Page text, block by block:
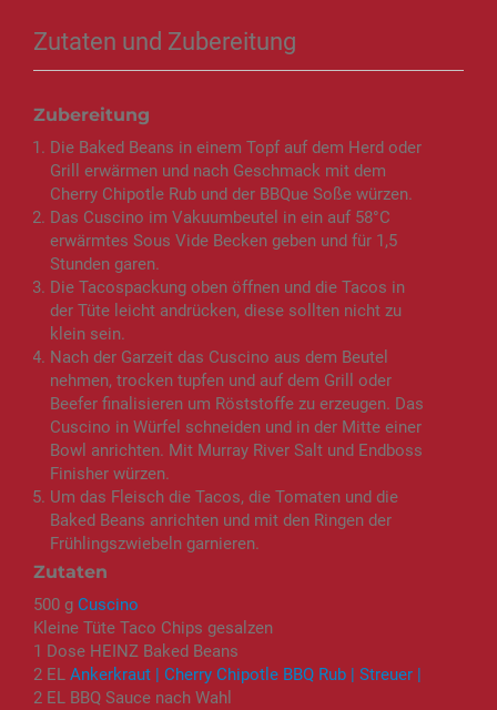
Zutaten und Zubereitung
Zutaten
500 g Cuscino
Kleine Tüte Taco Chips gesalzen
1 Dose HEINZ Baked Beans
2 EL Ankerkraut | Cherry Chipotle BBQ Rub | Streuer |
2 EL BBQ Sauce nach Wahl
Zubereitung
Die Baked Beans in einem Topf auf dem Herd oder
Grill erwärmen und nach Geschmack mit dem
Cherry Chipotle Rub und der BBQue Soße würzen.
Das Cuscino im Vakuumbeutel in ein auf 58°C
erwärmtes Sous Vide Becken geben und für 1,5
Stunden garen.
Die Tacospackung oben öffnen und die Tacos in
der Tüte leicht andrücken, diese sollten nicht zu
klein sein.
Nach der Garzeit das Cuscino aus dem Beutel
nehmen, trocken tupfen und auf dem Grill oder
Beefer finalisieren um Röststoffe zu erzeugen. Das
Cuscino in Würfel schneiden und in der Mitte einer
Bowl anrichten. Mit Murray River Salt und Endboss
Finisher würzen.
Um das Fleisch die Tacos, die Tomaten und die
Baked Beans anrichten und mit den Ringen der
Frühlingszwiebeln garnieren.